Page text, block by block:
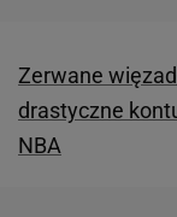
Zerwane
drastyczne
NBA